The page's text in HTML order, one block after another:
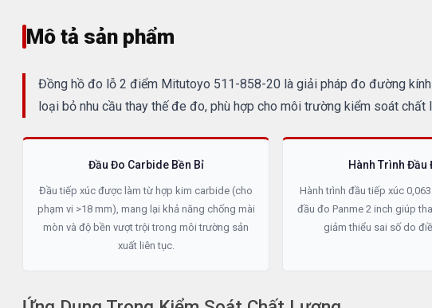
Mô tả sản phẩm
Đồng hồ đo lỗ 2 điểm Mitutoyo 511-858-20 là giải pháp đo đường
loại bỏ nhu cầu thay thế đe đo, phù hợp cho môi trường kiểm soát chất
Đầu Đo Carbide Bền Bỉ
Đầu tiếp xúc được làm từ hợp kim carbide (cho
phạm vi >18 mm), mang lại khả năng chống mài
mòn và độ bền vượt trội trong môi trường sản
xuất liên tục.
Hành Trình Đầu
Hành trình đầu tiếp xúc
đầu đo Panme 2 inch giúp
giảm thiểu sai số do